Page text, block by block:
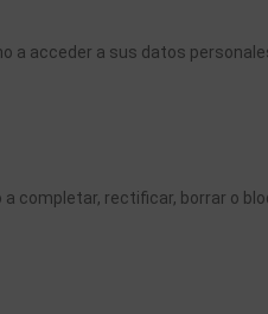
a acceder a sus datos
completar, rectificar, borrar o